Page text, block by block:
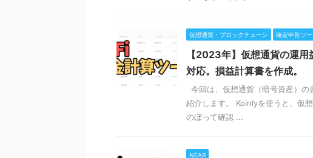
仮想通貨・ブロックチェーン 確定申告ツ
【2023年】仮想通貨の運
対応。損益計算書を作成。
今回は、仮想通貨（暗号資産）
紹介します。 Koinlyを使うと、仮
のぼって確認 ...
NEAR